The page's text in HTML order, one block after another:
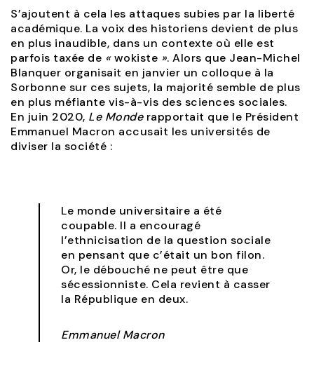
S’ajoutent à cela les attaques subies par la liberté
académique. La voix des historiens devient de plus
en plus inaudible, dans un contexte où elle est
parfois taxée de «wokiste ». Alors que Jean-Michel
Blanquer organisait en janvier un colloque à la
Sorbonne sur ces sujets, la majorité semble de plus
en plus méfiante vis-à-vis des sciences sociales.
En juin 2020, Le Monderapportait que le Président
Emmanuel Macron accusait les universités de
diviser la société :
Le monde universitaire a été
coupable. Il a encouragé
l’ethnicisation de la question sociale
en pensant que c’était un bon filon.
Or, le débouché ne peut être que
sécessionniste. Cela revient à casser
la République en deux.
Emmanuel Macron